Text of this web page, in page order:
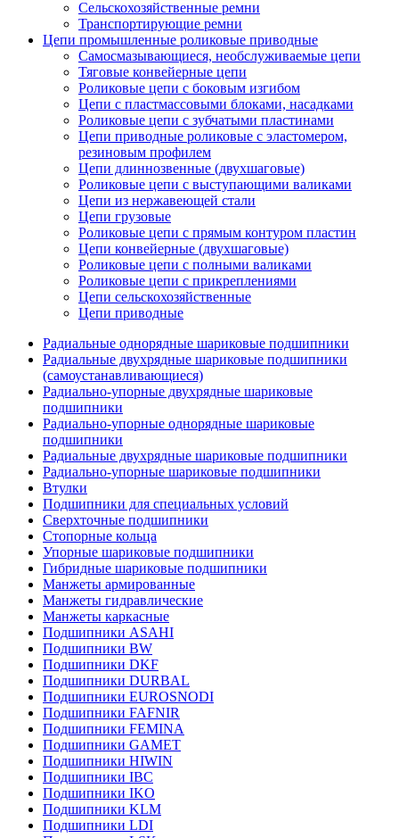
Сельскохозяйственные ремни
Транспортирующие ремни
Цепи промышленные роликовые приводные
Самосмазывающиеся, необслуживаемые цепи
Тяговые конвейерные цепи
Роликовые цепи с боковым изгибом
Цепи с пластмассовыми блоками, насадками
Роликовые цепи с зубчатыми пластинами
Цепи приводные роликовые с эластомером,
резиновым профилем
Цепи длиннозвенные (двухшаговые)
Роликовые цепи с выступающими валиками
Цепи из нержавеющей стали
Цепи грузовые
Роликовые цепи с прямым контуром пластин
Цепи конвейерные (двухшаговые)
Роликовые цепи с полными валиками
Роликовые цепи с прикреплениями
Цепи сельскохозяйственные
Цепи приводные
Радиальные однорядные шариковые подшипники
Радиальные двухрядные шариковые подшипники
(самоустанавливающиеся)
Радиально-упорные двухрядные шариковые
подшипники
Радиально-упорные однорядные шариковые
подшипники
Радиальные двухрядные шариковые подшипники
Радиально-упорные шариковые подшипники
Втулки
Подшипники для специальных условий
Сверхточные подшипники
Стопорные кольца
Упорные шариковые подшипники
Гибридные шариковые подшипники
Манжеты армированные
Манжеты гидравлические
Манжеты каркасные
Подшипники ASAHI
Подшипники BW
Подшипники DKF
Подшипники DURBAL
Подшипники EUROSNODI
Подшипники FAFNIR
Подшипники FEMINA
Подшипники GAMET
Подшипники HIWIN
Подшипники IBC
Подшипники IKO
Подшипники KLM
Подшипники LDI